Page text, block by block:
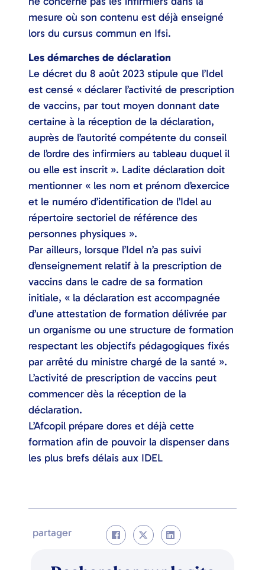
mesure où son contenu est déjà enseigné
lors du cursus commun en Ifsi.
Les démarches de déclaration
Le décret du 8 août 2023 stipule que l’Idel
est censé « déclarer l’activité de prescription
de vaccins, par tout moyen donnant date
certaine à la réception de la déclaration,
auprès de l’autorité compétente du conseil
de l’ordre des infirmiers au tableau duquel il
ou elle est inscrit ». Ladite déclaration doit
mentionner « les nom et prénom d’exercice
et le numéro d’identification de l’Idel au
répertoire sectoriel de référence des
personnes physiques ».
Par ailleurs, lorsque l’Idel n’a pas suivi
d’enseignement relatif à la prescription de
vaccins dans le cadre de sa formation
initiale, « la déclaration est accompagnée
d’une attestation de formation délivrée par
un organisme ou une structure de formation
respectant les objectifs pédagogiques fixés
par arrêté du ministre chargé de la santé ».
L’activité de prescription de vaccins peut
commencer dès la réception de la
déclaration.
L’Afcopil prépare dores et déjà cette
formation afin de pouvoir la dispenser dans
les plus brefs délais aux IDEL
partager